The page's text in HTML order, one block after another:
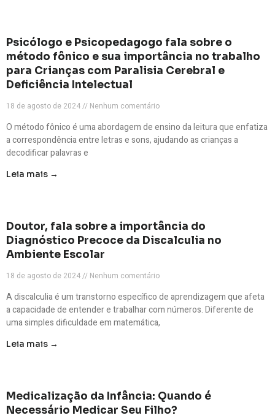
Psicólogo e Psicopedagogo fala sobre o
método fônico e sua importância no trabalho
para Crianças com Paralisia Cerebral e
Deficiência Intelectual
18 de agosto de 2024 Nenhum comentário
O método fônico é uma abordagem de ensino da leitura que enfatiza
a correspondência entre letras e sons, ajudando as crianças a
decodificar palavras e
Leia mais →
Doutor, fala sobre a importância do
Diagnóstico Precoce da Discalculia no
Ambiente Escolar
18 de agosto de 2024 Nenhum comentário
A discalculia é um transtorno específico de aprendizagem que afeta
a capacidade de entender e trabalhar com números. Diferente de
uma simples dificuldade em matemática,
Leia mais →
Medicalização da Infância: Quando é
Necessário Medicar Seu Filho?